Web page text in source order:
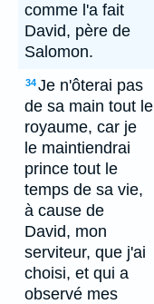
comme l'a fait
David, père de
Salomon.
34Je n'ôterai pas
de sa main tout le
royaume, car je
le maintiendrai
prince tout le
temps de sa vie,
à cause de
David, mon
serviteur, que j'ai
choisi, et qui a
observé mes